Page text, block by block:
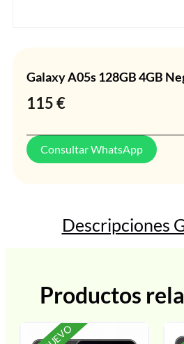
Galaxy A05s 128GB 4GB
115€
Consultar WhatsApp
Descripciones
Productos